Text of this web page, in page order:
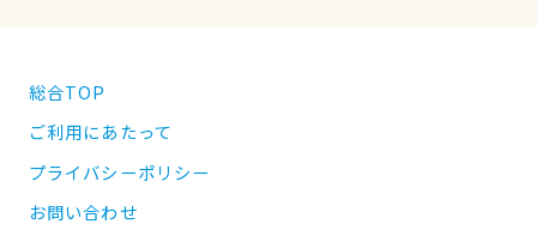
総合TOP
ご利用にあたって
プライバシーポリシー
お問い合わせ